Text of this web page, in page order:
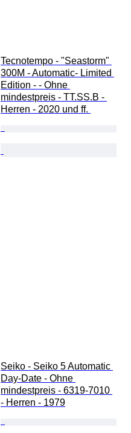
Tecnotempo - "Seastorm"
300M - Automatic- Limited
Edition - - Ohne
mindestpreis - TT.SS.B -
Herren - 2020 und ff.
Seiko - Seiko 5 Automatic
Day-Date - Ohne
mindestpreis - 6319-7010
- Herren - 1979